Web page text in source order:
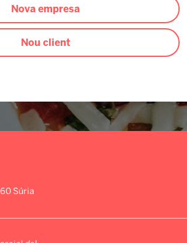
Nova empresa
Nou client
Súria